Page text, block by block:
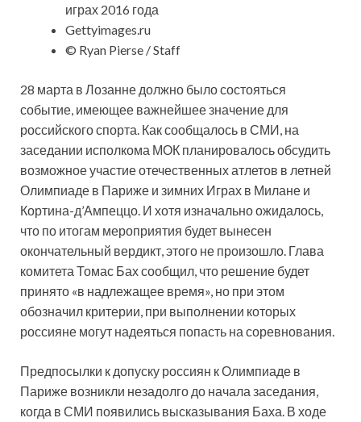
играх 2016 года
Gettyimages.ru
© Ryan Pierse / Staff
28 марта в Лозанне должно было состояться
событие, имеющее важнейшее значение для
российского спорта. Как сообщалось в СМИ, на
заседании исполкома МОК планировалось обсудить
возможное участие отечественных атлетов в летней
Олимпиаде в Париже и зимних Играх в Милане и
Кортина-д’Ампеццо. И хотя изначально ожидалось,
что по итогам мероприятия будет вынесен
окончательный вердикт, этого не произошло. Глава
комитета Томас Бах сообщил, что решение будет
принято «в надлежащее время», но при этом
обозначил критерии, при выполнении которых
россияне могут надеяться попасть на соревнования.
Предпосылки к допуску россиян к Олимпиаде в
Париже возникли незадолго до начала заседания,
когда в СМИ появились высказывания Баха. В ходе